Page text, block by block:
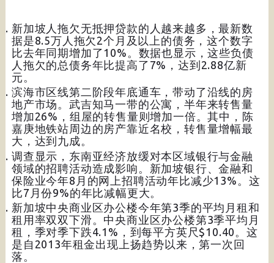
新加坡人拖欠无抵押贷款的人越来越多，最新数
据是8.5万人拖欠2个月及以上的债务，这个数字
比去年同期增加了10%。数据也显示，这些负债
人拖欠的总债务年比提高了7%，达到2.88亿新
元。
滨海市区线第二阶段年底通车，带动了沿线的房
地产市场。武吉知马一带的公寓，半年来转售量
增加26%，组屋的转售量则增加一倍。其中，陈
嘉庚地铁站周边的房产靠近名校，转售量增幅最
大，达到九成。
调查显示，东南亚经济放缓对本区域银行与金融
领域的招聘活动造成影响。新加坡银行、金融和
保险业今年8月的网上招聘活动年比减少13%。这
比7月份9%的年比减幅更大。
新加坡中央商业区办公楼今年第3季的平均月租和
租用率双双下滑。中央商业区办公楼第3季平均月
租，季对季下跌4.1%，到每平方英尺$10.40。这
是自2013年租金出现上扬趋势以来，第一次回
落。